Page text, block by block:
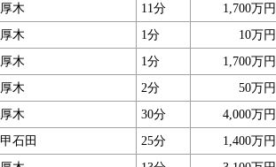
木 11分 1,700万円
木 1分 10万円
木 1分 1,700万円
木 2分 50万円
木 30分 4,000万円
石田 25分 1,400万円